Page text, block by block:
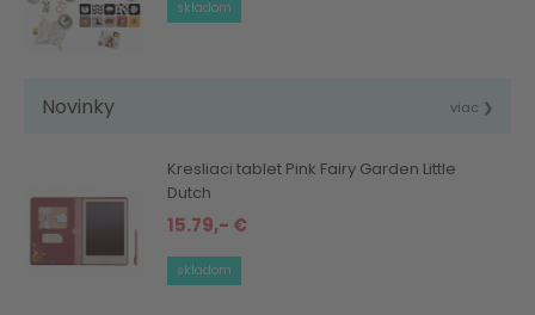
skladom
Novinky viac ❯
Kresliaci tablet Pink Fairy Garden Little
Dutch
15.79,- €
skladom